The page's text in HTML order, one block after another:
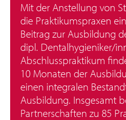
Mit der Anstellung von
die Praktikumspraxen
Beitrag zur Ausbildung
dipl. Dentalhygieniker/
Abschlusspraktikum
10 Monaten der
einen integralen
Ausbildung. Insgesamt
Partnerschaften zu 85